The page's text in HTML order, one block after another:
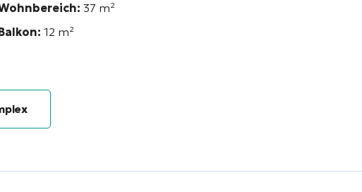
37 m²
12 m²